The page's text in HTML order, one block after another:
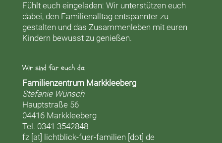
Fühlt euch eingeladen: Wir unterstützen euch
dabei, den Familienalltag entspannter zu
gestalten und das Zusammenleben mit euren
Kindern bewusst zu genießen.
Wir sind für euch da:
Familienzentrum Markkleeberg
Stefanie Wünsch
Hauptstraße 56
04416 Markkleeberg
Tel. 0341 3542848
fz [at] lichtblick-fuer-familien [dot] de